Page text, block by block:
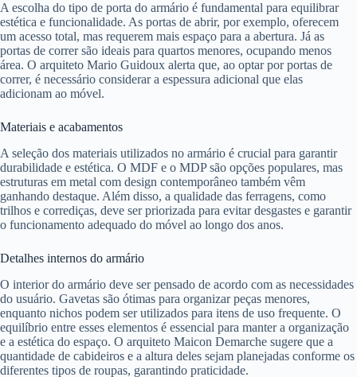
A escolha do tipo de porta do armário é fundamental para equilibrar
estética e funcionalidade. As portas de abrir, por exemplo, oferecem
um acesso total, mas requerem mais espaço para a abertura. Já as
portas de correr são ideais para quartos menores, ocupando menos
área. O arquiteto Mario Guidoux alerta que, ao optar por portas de
correr, é necessário considerar a espessura adicional que elas
adicionam ao móvel.
Materiais e acabamentos
A seleção dos materiais utilizados no armário é crucial para garantir
durabilidade e estética. O MDF e o MDP são opções populares, mas
estruturas em metal com design contemporâneo também vêm
ganhando destaque. Além disso, a qualidade das ferragens, como
trilhos e corrediças, deve ser priorizada para evitar desgastes e garantir
o funcionamento adequado do móvel ao longo dos anos.
Detalhes internos do armário
O interior do armário deve ser pensado de acordo com as necessidades
do usuário. Gavetas são ótimas para organizar peças menores,
enquanto nichos podem ser utilizados para itens de uso frequente. O
equilíbrio entre esses elementos é essencial para manter a organização
e a estética do espaço. O arquiteto Maicon Demarche sugere que a
quantidade de cabideiros e a altura deles sejam planejadas conforme os
diferentes tipos de roupas, garantindo praticidade.